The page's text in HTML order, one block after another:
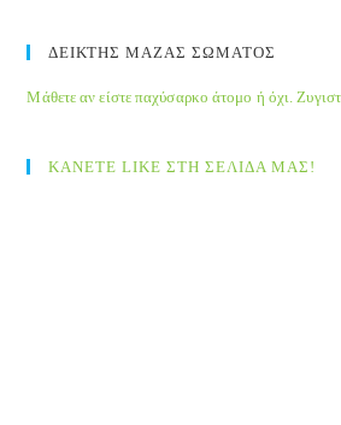
ΔΕΙΚΤΗΣ ΜΑΖΑΣ ΣΩΜΑΤΟΣ
Μάθετε αν είστε παχύσαρκο άτομο ή όχι.
ΚΑΝΕΤΕ LIKE ΣΤΗ ΣΕΛΙΔΑ ΜΑΣ!